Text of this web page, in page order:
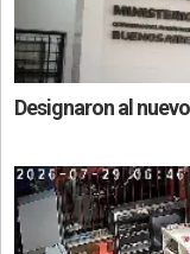
Designaron al